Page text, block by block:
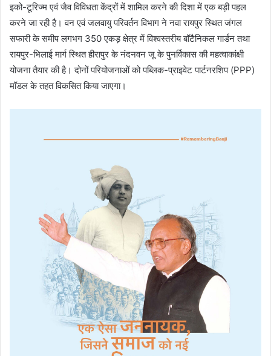
इको-टूरिज्म एवं जैव विविधता केंद्रों में शामिल करने की दिशा में एक बड़ी पहल
करने जा रही है। वन एवं जलवायु परिवर्तन विभाग ने नवा रायपुर स्थित जंगल
सफारी के समीप लगभग 350 एकड़ क्षेत्र में विश्वस्तरीय बॉटैनिकल गार्डन तथा
रायपुर-भिलाई मार्ग स्थित हीरापुर के नंदनवन जू के पुनर्विकास की महत्वाकांक्षी
योजना तैयार की है। दोनों परियोजनाओं को पब्लिक-प्राइवेट पार्टनरशिप (PPP)
मॉडल के तहत विकसित किया जाएगा।